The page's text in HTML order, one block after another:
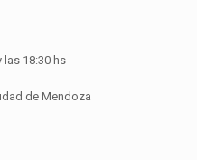
las 18:30 hs
de Mendoza